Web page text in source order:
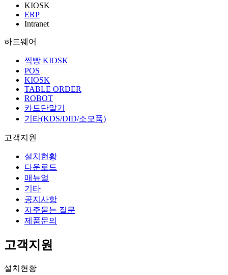
KIOSK
ERP
Intranet
하드웨어
찍빵 KIOSK
POS
KIOSK
TABLE ORDER
ROBOT
카드단말기
기타(KDS/DID/소모품)
고객지원
설치현황
다운로드
매뉴얼
기타
공지사항
자주묻는 질문
제품문의
고객지원
설치현황